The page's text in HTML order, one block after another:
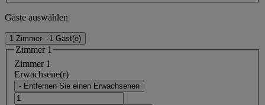
Gäste auswählen
1 Zimmer - 1 Gäst(e)
Zimmer 1
Zimmer 1
Erwachsene(r)
- Entfernen Sie einen Erwachsenen